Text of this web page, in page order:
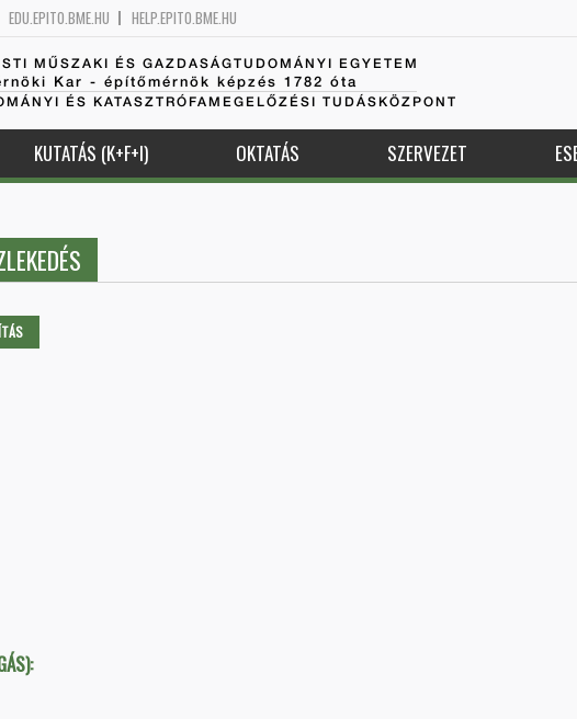
EDU.EPITO.BME.HU HELP.EPITO.BME.HU
MŰSZAKI ÉS GAZDASÁGTUDOMÁNYI EGYETEM
Kar - építőmérnök képzés 1782 óta
ÉS KATASZTRÓFAMEGELŐZÉSI TUDÁSKÖZPONT
KUTATÁS (K+F+I) OKTATÁS SZERVEZET